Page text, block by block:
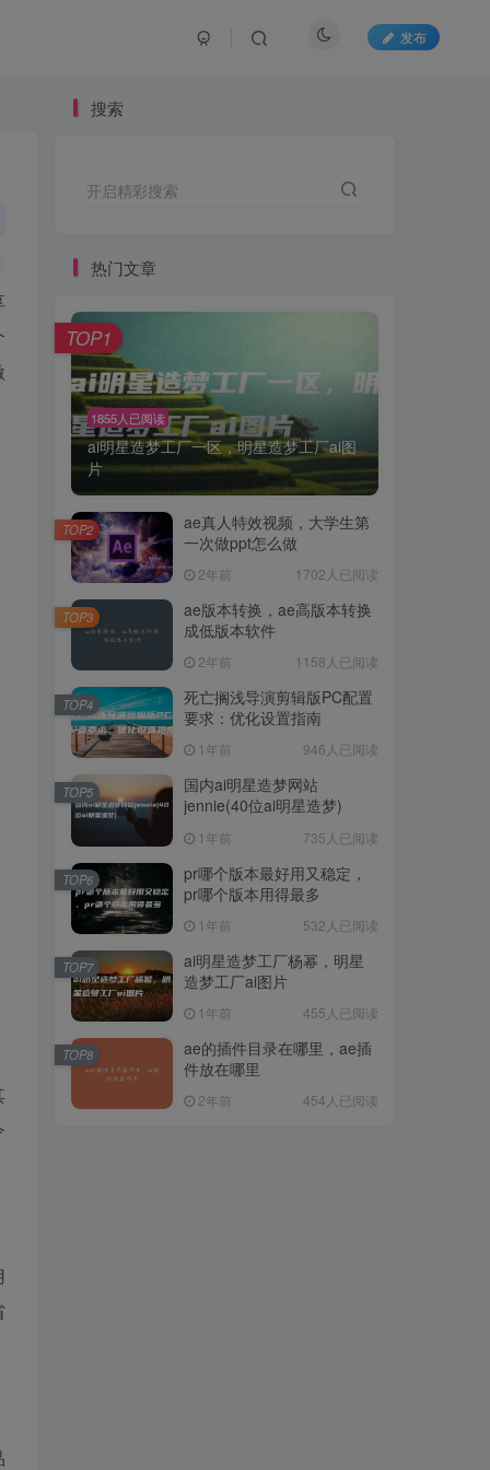
发布
搜索
开启精彩搜索
热门文章
1855人已阅读
ai明星造梦工厂一区，明星造梦工厂ai图
片
TOP1
ae真人特效视频，大学生第
一次做ppt怎么做
2年前 1702人已阅读
TOP2
ae版本转换，ae高版本转换
成低版本软件
2年前 1158人已阅读
TOP3
死亡搁浅导演剪辑版PC配置
要求：优化设置指南
1年前 946人已阅读
TOP4
国内ai明星造梦网站
jennie(40位ai明星造梦)
1年前 735人已阅读
TOP5
pr哪个版本最好用又稳定，
pr哪个版本用得最多
1年前 532人已阅读
TOP6
ai明星造梦工厂杨幂，明星
造梦工厂ai图片
1年前 455人已阅读
TOP7
ae的插件目录在哪里，ae插
件放在哪里
2年前 454人已阅读
TOP8